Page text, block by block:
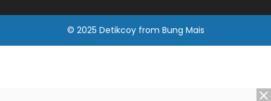
© 2025 Detikcoyfrom Bung Mais